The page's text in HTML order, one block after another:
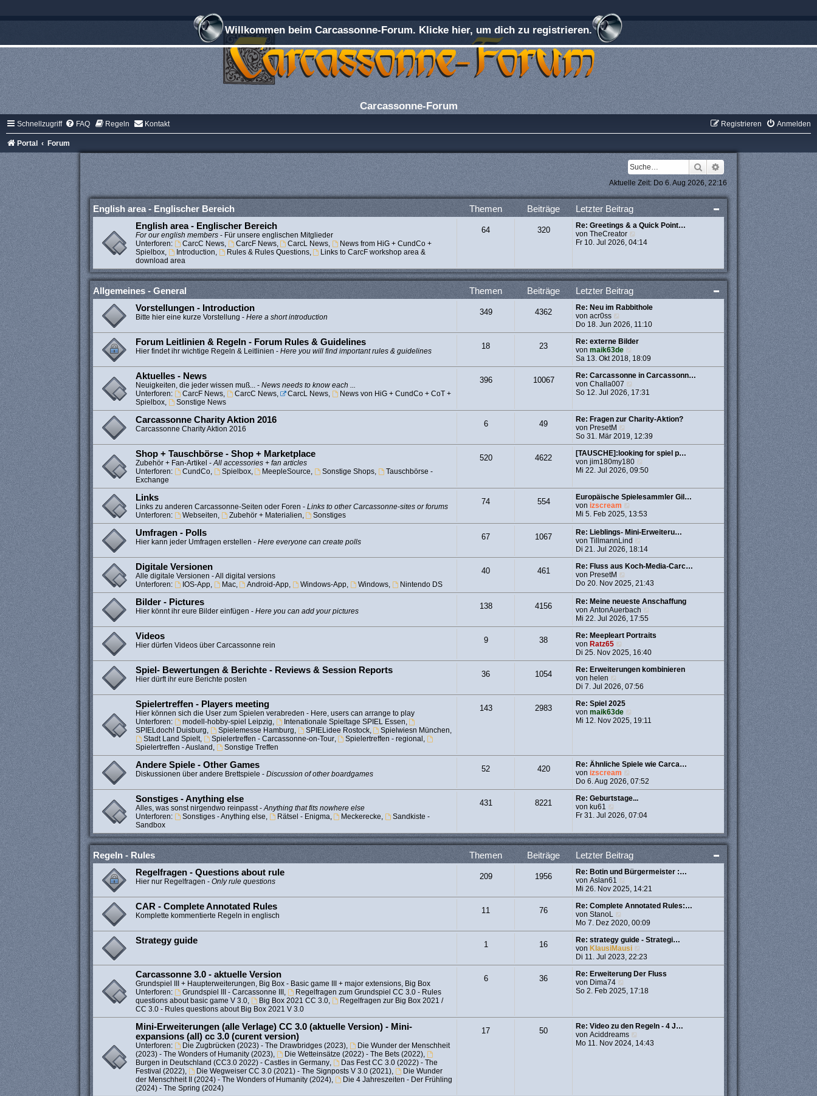
Willkommen beim Carcassonne-Forum. Klicke hier, um dich zu registrieren.
Carcassonne-Forum
Schnellzugriff FAQ Regeln Kontakt Anmelden
Registrieren
Portal Forum
Suche Erweiterte Suche
Aktuelle Zeit: Do 6. Aug 2026, 22:16
English area - Englischer Bereich Themen Beiträge Letzter Beitrag
English area - Englischer Bereich
For our english members- Für unsere englischen Mitglieder
Unterforen:
CarcC News, CarcF News, CarcL News,
News from HiG + CundCo +
Spielbox, Introduction, Rules & Rules Questions,
Links to CarcF workshop area &
download area
64 320
Re: Greetings & a Quick Point…
vonTheCreator
e
s
t
B
e
t
r
a
Fr 10. Jul 2026, 04:14
Allgemeines - General Themen Beiträge Letzter Beitrag
Vorstellungen - Introduction
Bitte hier eine kurze Vorstellung - Here a short introduction
349 4362
Re: Neu im Rabbithole
vonacr0ss
e
u
e
s
t
e
r
B
e
t
r
a
g
Do 18. Jun 2026, 11:10
Forum Leitlinien & Regeln - Forum Rules & Guidelines
Hier findet ihr wichtige Regeln & Leitlinien - Here you will find important rules & guidelines
18 23
Re: externe Bilder
vonmaik63de
e
u
e
t
r
B
t
r
a
g
Sa 13. Okt 2018, 18:09
Aktuelles - News
Neuigkeiten, die jeder wissen muß... - News needs to know each ...
Unterforen:
CarcF News, CarcC News, CarcL News,
News von HiG + CundCo + CoT +
Spielbox, Sonstige News
396 10067
Re: Carcassonne in Carcassonn…
vonChalla007
e
e
s
e
r
B
e
i
a
So 12. Jul 2026, 17:31
Carcassonne Charity Aktion 2016
Carcassonne Charity Aktion 2016
6 49
Re: Fragen zur Charity-Aktion?
von PresetM
e
u
e
s
r
B
e
r
a
g
So 31. Mär 2019, 12:39
Shop + Tauschbörse - Shop + Marketplace
Zubehör + Fan-Artikel -All accessories + fan articles
Unterforen:
CundCo, Spielbox, MeepleSource, Sonstige Shops,
Tauschbörse -
Exchange
520 4622
[TAUSCHE]:looking for spiel p…
vonjim180my180
e
e
s
e
B
i
r
g
Mi 22. Jul 2026, 09:50
Links
Links zu anderen Carcassonne-Seiten oder Foren - Links to other Carcassonne-sites or forums
Unterforen:
Webseiten, Zubehör + Materialien, Sonstiges
74 554
Europäische Spielesammler Gil…
von izscream
e
u
e
s
t
e
r
e
t
r
a
Mi 5. Feb 2025, 13:53
Umfragen - Polls
Hier kann jeder Umfragen erstellen - Here everyone can create polls
67 1067
Re: Lieblings- Mini-Erweiteru…
vonTillmannLind
e
u
e
e
r
B
e
i
t
a
g
Di 21. Jul 2026, 18:14
Digitale Versionen
Alle digitale Versionen - All digital versions
Unterforen:
IOS-App, Mac, Android-App, Windows-App, Windows, Nintendo DS
40 461
Re: Fluss aus Koch-Media-Carc…
von PresetM
e
u
e
s
e
r
e
i
t
a
g
Do 20. Nov 2025, 21:43
Bilder - Pictures
Hier könnt ihr eure Bilder einfügen - Here you can add your pictures
138 4156
Re: Meine neueste Anschaffung
vonAntonAuerbach
u
e
t
e
r
i
Mi 22. Jul 2026, 17:55
Videos
Hier dürfen Videos über Carcassonne rein
9 38
Re: Meepleart Portraits
von Ratz65
e
u
e
e
r
B
e
a
g
Di 25. Nov 2025, 16:40
Spiel- Bewertungen & Berichte - Reviews & Session Reports
Hier dürft ihr eure Berichte posten
36 1054
Re: Erweiterungen kombinieren
von helen
e
u
e
s
t
e
i
t
r
a
g
Di 7. Jul 2026, 07:56
Spielertreffen - Players meeting
Hier können sich die User zum Spielen verabreden - Here, users can arrange to play
Unterforen:
modell-hobby-spiel Leipzig, Intenationale Spieltage SPIEL Essen,
SPIELdoch! Duisburg, Spielemesse Hamburg, SPIELidee Rostock, Spielwiesn München,
Stadt Land Spielt, Spielertreffen - Carcassonne-on-Tour, Spielertreffen - regional ,
Spielertreffen - Ausland , Sonstige Treffen
143 2983
Re: Spiel 2025
vonmaik63de
e
t
e
B
e
r
Mi 12. Nov 2025, 19:11
Andere Spiele - Other Games
Diskussionen über andere Brettspiele - Discussion of other boardgames
52 420
Re: Ähnliche Spiele wie Carca…
von izscream
e
u
e
t
r
B
e
i
t
r
g
Do 6. Aug 2026, 07:52
Sonstiges - Anything else
Alles, was sonst nirgendwo reinpasst -Anything that fits nowhere else
Unterforen:
Sonstiges - Anything else, Rätsel - Enigma, Meckerecke,
Sandkiste -
Sandbox
431 8221
Re: Geburtstage...
von ku61
e
e
s
e
r
B
e
i
t
r
a
g
Fr 31. Jul 2026, 07:04
Regeln - Rules Themen Beiträge Letzter Beitrag
Regelfragen - Questions about rule
Hier nur Regelfragen - Only rule questions
209 1956
Re: Botin und Bürgermeister :…
vonAslan61
e
u
e
t
e
r
B
e
i
t
Mi 26. Nov 2025, 14:21
CAR - Complete Annotated Rules
Komplette kommentierte Regeln in englisch
11 76
Re: Complete Annotated Rules:…
vonStanoL
e
u
e
s
t
e
r
B
e
r
a
g
Mo 7. Dez 2020, 00:09
Strategy guide 1 16
Re: strategy guide - Strategi…
von KlausiMausi
e
u
e
t
B
e
t
Di 11. Jul 2023, 22:23
Carcassonne 3.0 - aktuelle Version
Grundspiel III + Haupterweiterungen, Big Box - Basic game III + major extensions, Big Box
Unterforen:
Grundspiel III - Carcassonne III ,
Regelfragen zum Grundspiel CC 3.0 - Rules
questions about basic game V 3.0, Big Box 2021 CC 3.0,
Regelfragen zur Big Box 2021 /
CC 3.0 - Rules questions about Big Box 2021 V 3.0
6 36
Re: Erweiterung Der Fluss
von Dima74
e
s
t
e
r
So 2. Feb 2025, 17:18
Mini-Erweiterungen (alle Verlage) CC 3.0 (aktuelle Version) - Mini-
expansions (all) cc 3.0 (curent version)
Unterforen: Die Zugbrücken (2023) - The Drawbridges (2023),
Die Wunder der Menschheit
(2023) - The Wonders of Humanity (2023), Die Wetteinsätze (2022) - The Bets (2022),
Burgen in Deutschland (CC3.0 2022) - Castles in Germany,
Das Fest CC 3.0 (2022) - The
Festival (2022), Die Wegweiser CC 3.0 (2021) - The Signposts V 3.0 (2021),
Die Wunder
der Menschheit II (2024) - The Wonders of Humanity (2024),
Die 4 Jahreszeiten - Der Frühling
(2024) - The Spring (2024)
17 50
Re: Video zu den Regeln - 4 J…
vonAciddreams
e
Mo 11. Nov 2024, 14:43